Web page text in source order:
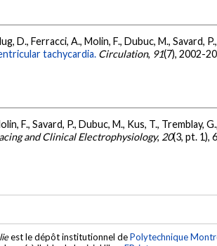
D., Ferracci, A., Molin, F., Dubuc, M., Savard,
tachycardia. Circulation, 91(7), 2002-
F., Savard, P., Dubuc, M., Kus, T., Tremblay,
and Clinical Electrophysiology, 20(3, pt. 1),
est le dépôt institutionnel dePolytechnique